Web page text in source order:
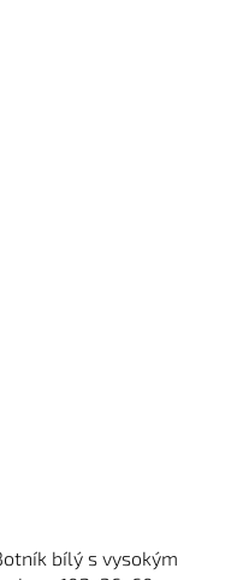
bílý s vysokým